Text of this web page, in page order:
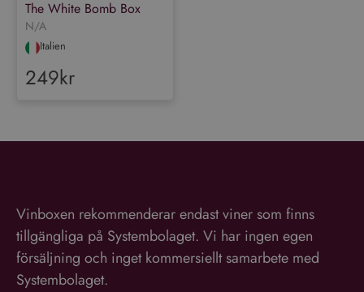
The White Bomb Box
N/A
Italien
249kr
Vinboxen rekommenderar endast viner som finns
tillgängliga på Systembolaget. Vi har ingen egen
försäljning och inget kommersiellt samarbete med
Systembolaget.